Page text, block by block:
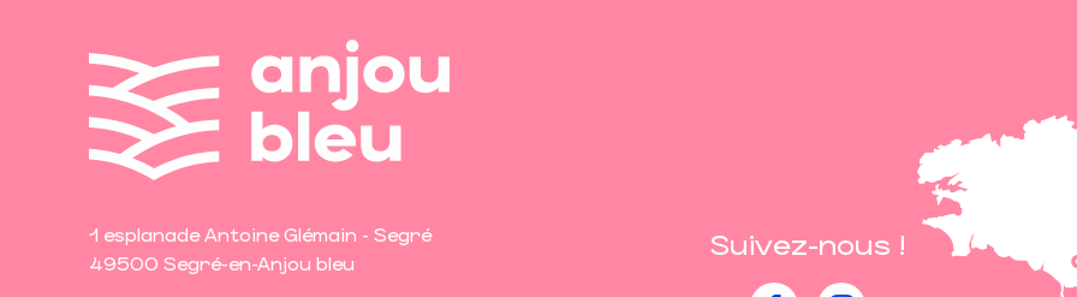
1 esplanade Antoine Glémain - Segré
49500 Segré-en-Anjou bleu
Suivez-nous !